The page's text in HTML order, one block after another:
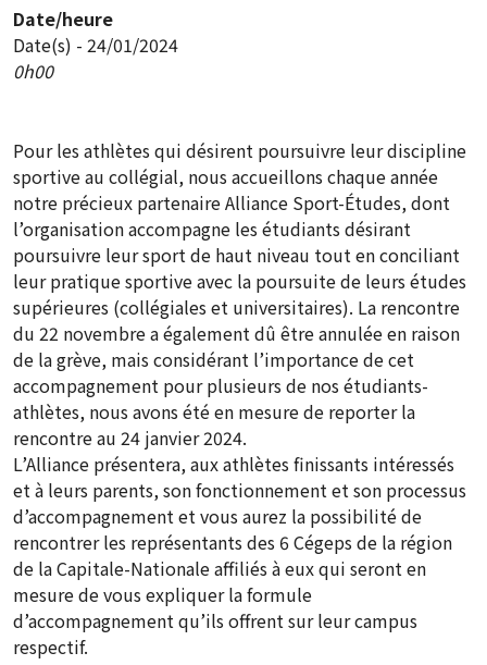
Date/heure
Date(s) - 24/01/2024
0h00
Pour les athlètes qui désirent poursuivre leur discipline
sportive au collégial, nous accueillons chaque année
notre précieux partenaire Alliance Sport-Études, dont
l’organisation accompagne les étudiants désirant
poursuivre leur sport de haut niveau tout en conciliant
leur pratique sportive avec la poursuite de leurs études
supérieures (collégiales et universitaires). La rencontre
du 22 novembre a également dû être annulée en raison
de la grève, mais considérant l’importance de cet
accompagnement pour plusieurs de nos étudiants-
athlètes, nous avons été en mesure de reporter la
rencontre au 24 janvier 2024.
L’Alliance présentera, aux athlètes finissants intéressés
et à leurs parents, son fonctionnement et son processus
d’accompagnement et vous aurez la possibilité de
rencontrer les représentants des 6 Cégeps de la région
de la Capitale-Nationale affiliés à eux qui seront en
mesure de vous expliquer la formule
d’accompagnement qu’ils offrent sur leur campus
respectif.